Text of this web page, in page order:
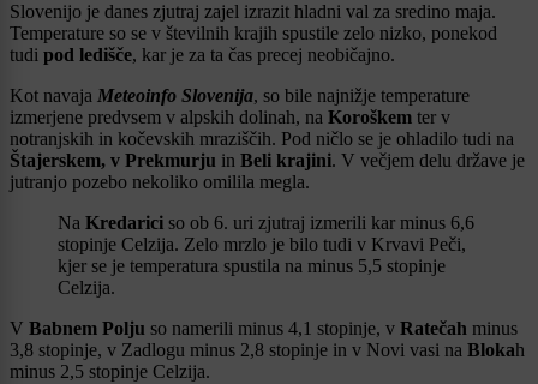
Slovenijo je danes zjutraj zajel izrazit hladni val za sredino maja.
Temperature so se v številnih krajih spustile zelo nizko, ponekod
tudi pod ledišče, kar je za ta čas precej neobičajno.
Kot navaja Meteoinfo Slovenija, so bile najnižje temperature
izmerjene predvsem v alpskih dolinah, na Koroškem ter v
notranjskih in kočevskih mraziščih. Pod ničlo se je ohladilo tudi na
Štajerskem, v Prekmurju in Beli krajini. V večjem delu države je
jutranjo pozebo nekoliko omilila megla.
Na Kredarici so ob 6. uri zjutraj izmerili kar minus 6,6
stopinje Celzija. Zelo mrzlo je bilo tudi v Krvavi Peči,
kjer se je temperatura spustila na minus 5,5 stopinje
Celzija.
V Babnem Polju so namerili minus 4,1 stopinje, v Ratečah minus
3,8 stopinje, v Zadlogu minus 2,8 stopinje in v Novi vasi na Blokah
minus 2,5 stopinje Celzija.